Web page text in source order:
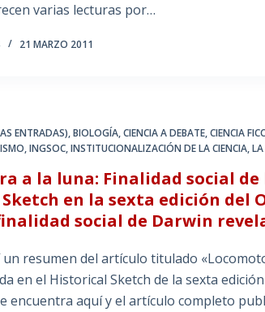
varias lecturas por…
21 MARZO 2011
ENTRADAS),BIOLOGÍA,CIENCIA A DEBATE,CIENCIA
,INGSOC,INSTITUCIONALIZACIÓN DE LA CIENCIA,
a la luna: Finalidad social
en la sexta edición del
social de Darwin
resumen del artículo titulado
en el Historical Sketch de la sexta
encuentra aquí y el artículo completo